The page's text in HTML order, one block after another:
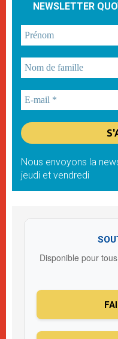
NEWSLETTER
Nous envoyons la
jeudi et vendredi
Disponible pour